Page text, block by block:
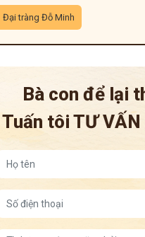
Đại tràng Đỗ Minh
Bà con để lại
Tuấn tôiTƯ VẤN